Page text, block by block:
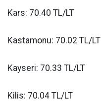
Kars: 70.40 TL/LT
Kastamonu: 70.02 TL/LT
Kayseri: 70.33 TL/LT
Kilis: 70.04 TL/LT